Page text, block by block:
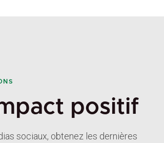
positif
sociaux, obtenez les dernières